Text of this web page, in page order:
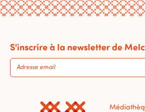
S'inscrire à la newsletter de